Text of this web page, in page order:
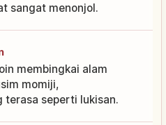
sangat menonjol.
membingkai alam
momiji,
terasa seperti lukisan.